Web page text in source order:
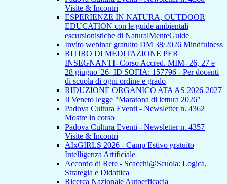
Visite & Incontri
ESPERIENZE IN NATURA, OUTDOOR
EDUCATION con le guide ambientali
escursionistiche di NaturalMenteGuide
Invito webinar gratuito DM 38/2026 Mindfulness
RITIRO DI MEDITAZIONE PER
INSEGNANTI- Corso Accred. MIM- 26, 27 e
28 giugno '26- ID SOFIA: 157796 - Per docenti
di scuola di ogni ordine e grado
RIDUZIONE ORGANICO ATA AS 2026-2027
Il Veneto legge "Maratona di lettura 2026"
Padova Cultura Eventi - Newsletter n. 4362
Mostre in corso
Padova Cultura Eventi - Newsletter n. 4357
Visite & Incontri
AIxGIRLS 2026 - Camp Estivo gratuito
Intelligenza Artificiale
Accordo di Rete - Scacchi@Scuola: Logica,
Strategia e Didattica
Ricerca Nazionale Autoefficacia